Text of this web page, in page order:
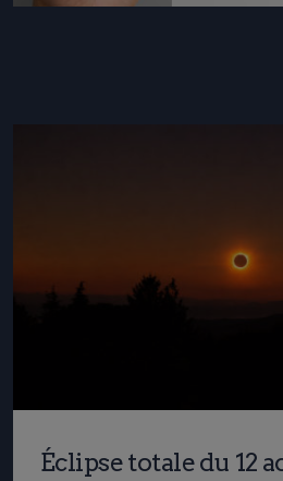
Éclipse totale du 12